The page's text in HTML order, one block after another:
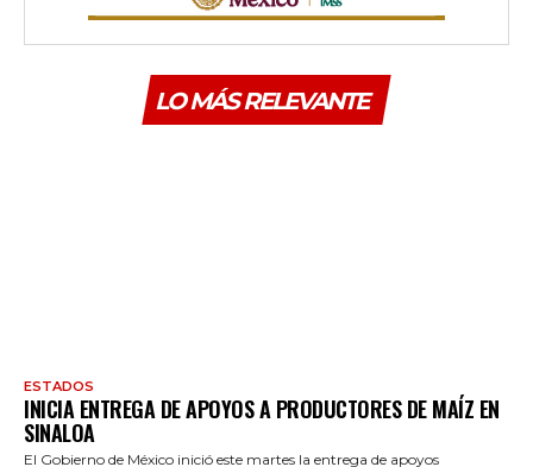
LO MÁS RELEVANTE
ESTADOS
INICIA ENTREGA DE APOYOS A PRODUCTORES DE MAÍZ EN
SINALOA
El Gobierno de México inició este martes la entrega de apoyos